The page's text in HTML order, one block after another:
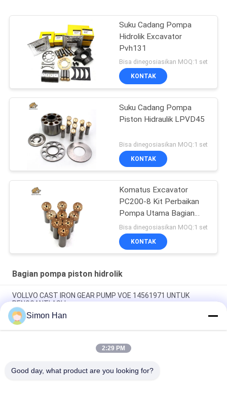
Suku Cadang Pompa
Hidrolik Excavator
Pvh131
Bisa dinegosiasikan MOQ:1 set
KONTAK
Suku Cadang Pompa
Piston Hidraulik LPVD45
Bisa dinegosiasikan MOQ:1 set
KONTAK
Komatus Excavator
PC200-8 Kit Perbaikan
Pompa Utama Bagian
Pompa Hidraulik Pompa
Piston Layanan
Perbaikan Pemeliharaan
Bisa dinegosiasikan MOQ:1 set
KONTAK
Bagian pompa piston hidrolik
VOLLVO CAST IRON GEAR PUMP VOE 14561971 UNTUK
PENGGANTI ASLI
VOLLVO CAST IRON GEAR PUMP VOE 14537295 UNTUK
PENGGANTI ASLI
VOLLVO CAST IRON GEAR PUMP VOE 14782798 UNTUK
Simon Han
2:29 PM
Good day, what product are you looking for?